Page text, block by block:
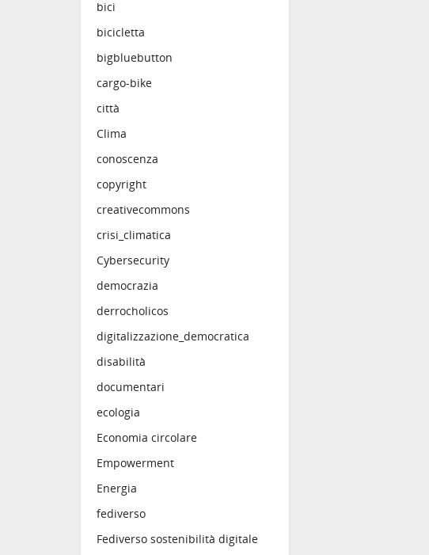
bici
bicicletta
bigbluebutton
cargo-bike
città
Clima
conoscenza
copyright
creativecommons
crisi_climatica
Cybersecurity
democrazia
derrocholicos
digitalizzazione_democratica
disabilità
documentari
ecologia
Economia circolare
Empowerment
Energia
fediverso
Fediverso sostenibilità digitale